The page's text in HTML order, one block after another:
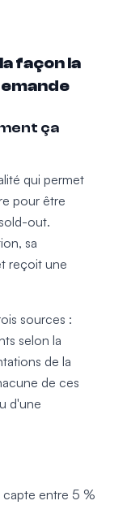
façon la
ça
qui permet
pour être
out.
sa
reçoit une
sources :
selon la
de la
de ces
d'une
capte entre 5 %